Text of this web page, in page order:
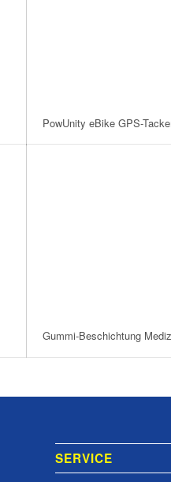
PowUnity eBike GPS-
Gummi-Beschichtung
SERVICE